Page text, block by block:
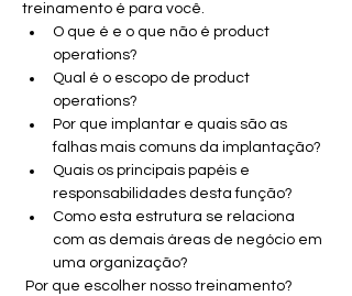
treinamento é para você.
O que é e o que não é product
operations?
Qual é o escopo de product
operations?
Por que implantar e quais são as
falhas mais comuns da implantação?
Quais os principais papéis e
responsabilidades desta função?
Como esta estrutura se relaciona
com as demais áreas de negócio em
uma organização?
Por que escolher nosso treinamento?